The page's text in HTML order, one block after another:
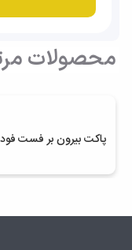
محصولات
پاکت بیرون بر فست فود